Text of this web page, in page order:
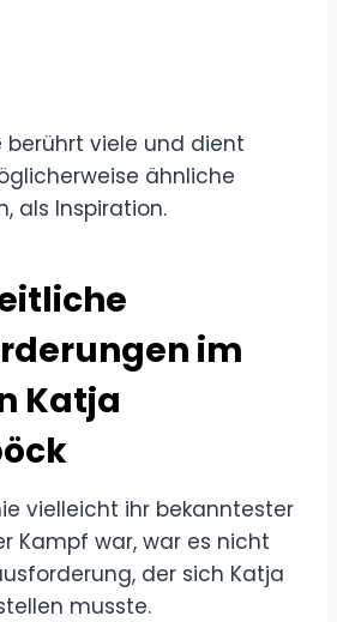
berührt viele und dient
ähnliche
als Inspiration.
im
Katja
vielleicht ihr bekanntester
Kampf war, war es nicht
der sich Katja
musste.